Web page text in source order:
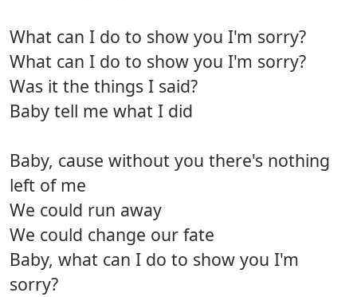
What can I do to show you I'm sorry?
What can I do to show you I'm sorry?
Was it the things I said?
Baby tell me what I did
Baby, cause without you there's nothing
left of me
We could run away
We could change our fate
Baby, what can I do to show you I'm
sorry?